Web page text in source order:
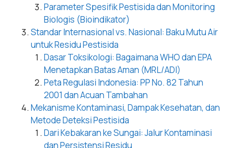
Parameter Spesifik Pestisida dan Monitoring
Biologis (Bioindikator)
Standar Internasional vs. Nasional: Baku Mutu Air
untuk Residu Pestisida
Dasar Toksikologi: Bagaimana WHO dan EPA
Menetapkan Batas Aman (MRL/ADI)
Peta Regulasi Indonesia: PP No. 82 Tahun
2001 dan Acuan Tambahan
Mekanisme Kontaminasi, Dampak Kesehatan, dan
Metode Deteksi Pestisida
Dari Kebakaran ke Sungai: Jalur Kontaminasi
dan Persistensi Residu